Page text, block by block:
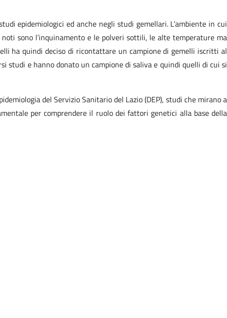
epidemiologici ed anche negli studi gemellari. L’ambiente in cui
sono l’inquinamento e le polveri sottili, le alte temperature ma
ha quindi deciso di ricontattare un campione di gemelli iscritti al
studi e hanno donato un campione di saliva e quindi quelli di cui si
del Servizio Sanitario del Lazio (DEP), studi che mirano a
per comprendere il ruolo dei fattori genetici alla base della